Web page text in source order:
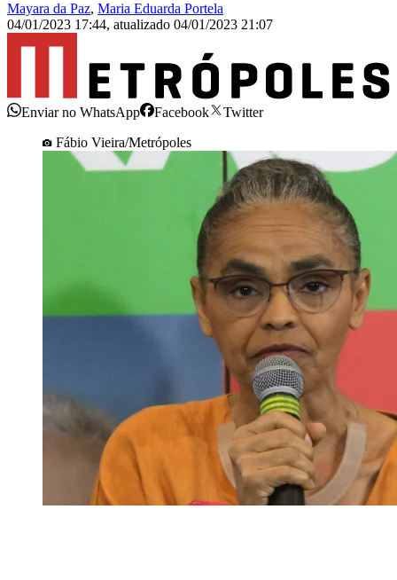
Mayara da Paz, Maria Eduarda Portela
04/01/2023 17:44, atualizado 04/01/2023 21:07
Enviar no WhatsApp Facebook
Twitter
Fábio Vieira/Metrópoles